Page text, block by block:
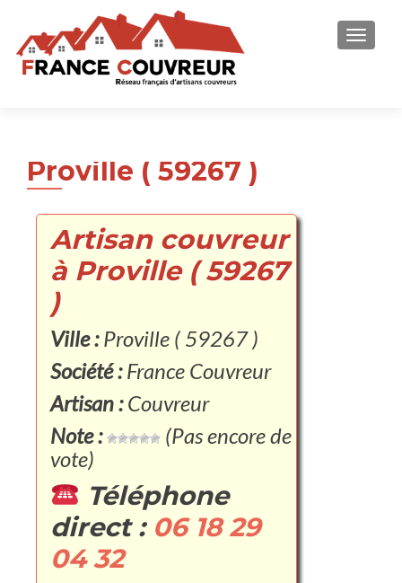
Proville ( 59267 )
Artisan couvreur
à Proville ( 59267
)
Ville :Proville ( 59267 )
Société :France Couvreur
Artisan :Couvreur
Note :
(Pas encore de
vote)
Téléphone
direct : 06 18 29
04 32